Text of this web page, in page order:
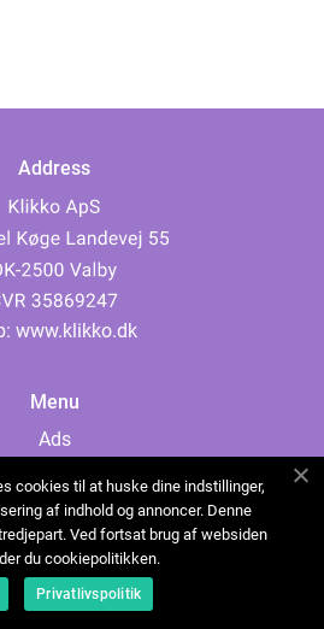
Address
www.klikko.dk
Menu
Ads
Cookies
Contact
Sitemap
cookies til at huske dine indstillinger,
af indhold og annoncer. Denne
Ved fortsat brug af websiden
du cookiepolitikken.
Privatlivspolitik